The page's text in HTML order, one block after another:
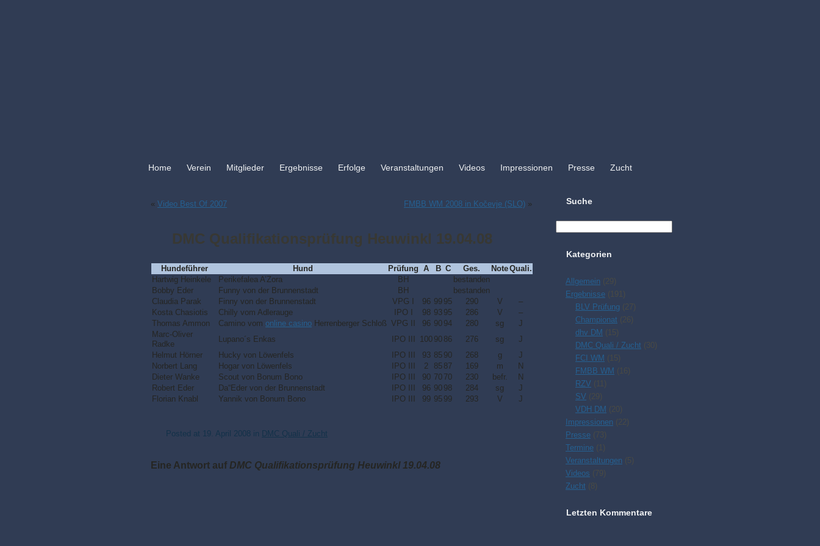
Home Verein Mitglieder Ergebnisse Erfolge Veranstaltungen Videos Impressionen Presse Zucht
« Video Best Of 2007 FMBB WM 2008 in Kočevje (SLO) »
DMC Qualifikationsprüfung Heuwinkl 19.04.08
Hundeführer Hund Prüfung A B C Ges. NoteQuali.
Hartwig Heinkele
Perikefalea A’Zora BH
bestanden
Bobby Eder
Funny von der Brunnenstadt BH
bestanden
Claudia Parak
Finny von der Brunnenstadt VPG I 96 99 95 290 V
–
Kosta Chasiotis
Chilly vom Adlerauge IPO I 98 93 95 286 V
–
Thomas Ammon
Camino vom online casino Herrenberger Schloß VPG II 96 90 94 280 sg
J
Marc-Oliver
Radke
Lupano´s Enkas IPO III 100 90 86 276 sg
J
Helmut Hörner
Hucky von Löwenfels IPO III 93 85 90 268 g
J
Norbert Lang
Hogar von Löwenfels IPO III 2 85 87 169 m
N
Dieter Wanke
Scout von Bonum Bono IPO III 90 70 70 230 befr.
N
Robert Eder
Da“Eder von der Brunnenstadt IPO III 96 90 98 284 sg
J
Florian Knabl
Yannik von Bonum Bono IPO III 99 95 99 293 V J
Posted at 19. April 2008 in DMC Quali / Zucht
Eine Antwort auf DMC Qualifikationsprüfung Heuwinkl 19.04.08
Suche
Kategorien
Allgemein (29)
Ergebnisse (191)
BLV Prüfung (27)
Championat (26)
dhv DM (15)
DMC Quali / Zucht (30)
FCI WM (15)
FMBB WM (16)
RZV (11)
SV (29)
VDH DM (20)
Impressionen (22)
Presse (73)
Termine (1)
Veranstaltungen (5)
Videos (79)
Zucht (8)
Letzten Kommentare